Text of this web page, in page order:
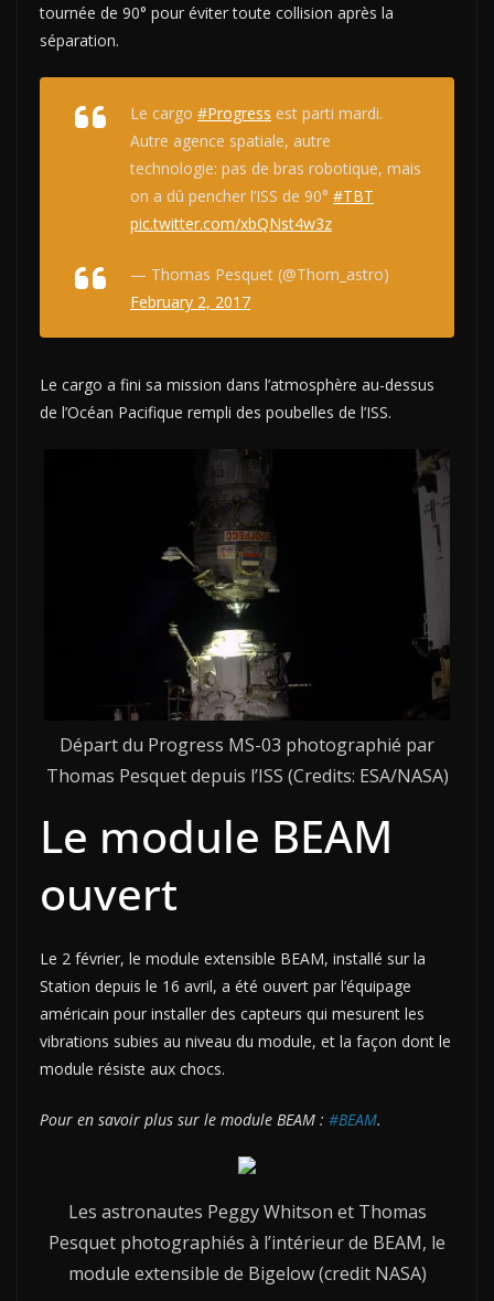
tournée de 90° pour éviter toute collision après la
séparation.
Le cargo #Progress est parti mardi.
Autre agence spatiale, autre
technologie: pas de bras robotique, mais
on a dû pencher l’ISS de 90° #TBT
pic.twitter.com/xbQNst4w3z
— Thomas Pesquet (@Thom_astro)
February 2, 2017
Le cargo a fini sa mission dans l’atmosphère au-dessus
de l’Océan Pacifique rempli des poubelles de l’ISS.
Départ du Progress MS-03 photographié par
Thomas Pesquet depuis l’ISS (Credits: ESA/NASA)
Le module BEAM
ouvert
Le 2 février, le module extensible BEAM, installé sur la
Station depuis le 16 avril, a été ouvert par l’équipage
américain pour installer des capteurs qui mesurent les
vibrations subies au niveau du module, et la façon dont le
module résiste aux chocs.
Pour en savoir plus sur le module BEAM : #BEAM.
Les astronautes Peggy Whitson et Thomas
Pesquet photographiés à l’intérieur de BEAM, le
module extensible de Bigelow (credit NASA)